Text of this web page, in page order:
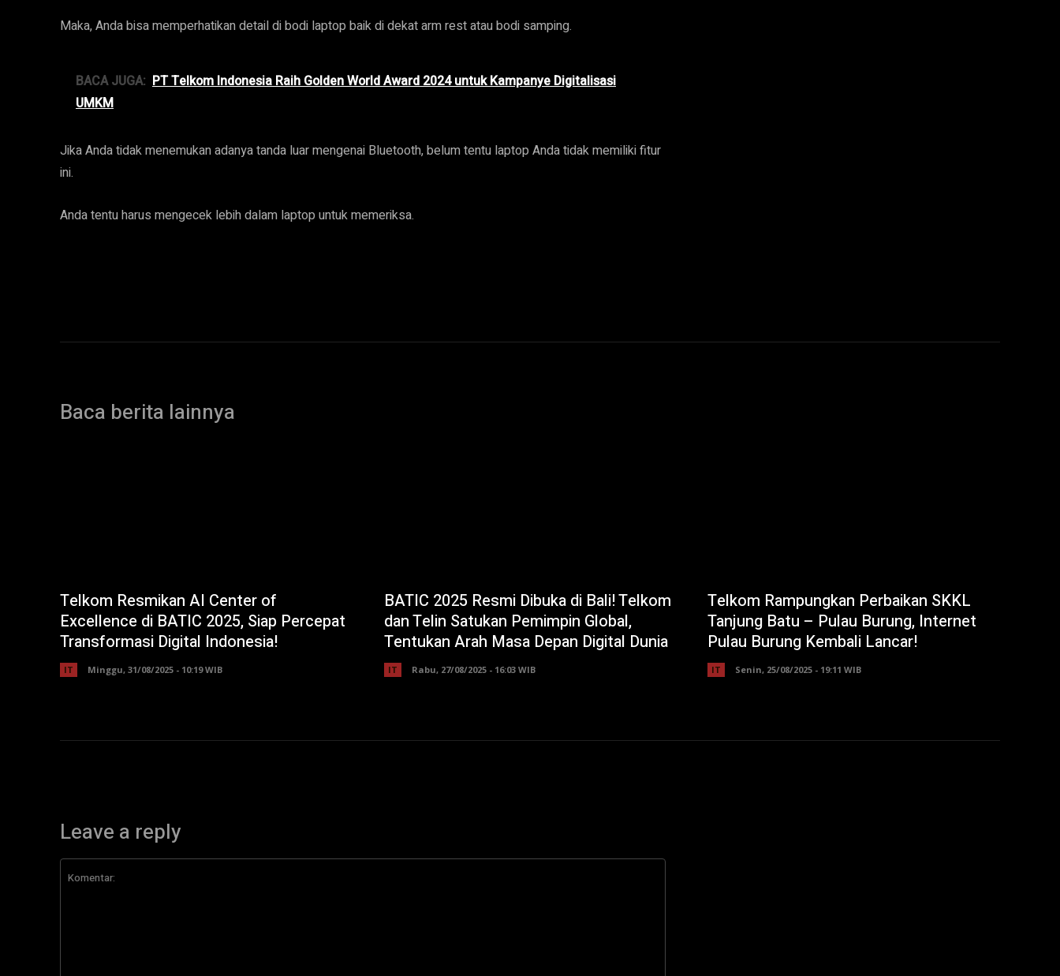
Maka, Anda bisa memperhatikan detail di bodi laptop baik di dekat arm rest atau bodi samping.
BACA JUGA: PT Telkom Indonesia Raih Golden World Award 2024 untuk Kampanye Digitalisasi
UMKM
Jika Anda tidak menemukan adanya tanda luar mengenai Bluetooth, belum tentu laptop Anda tidak memiliki fitur
ini.
Anda tentu harus mengecek lebih dalam laptop untuk memeriksa.
Baca berita lainnya
Telkom Resmikan AI Center of
Excellence di BATIC 2025, Siap Percepat
Transformasi Digital Indonesia!
IT Minggu, 31/08/2025 - 10:19 WIB
BATIC 2025 Resmi Dibuka di Bali! Telkom
dan Telin Satukan Pemimpin Global,
Tentukan Arah Masa Depan Digital Dunia
IT Rabu, 27/08/2025 - 16:03 WIB
Telkom Rampungkan Perbaikan SKKL
Tanjung Batu – Pulau Burung, Internet
Pulau Burung Kembali Lancar!
IT Senin, 25/08/2025 - 19:11 WIB
Leave a reply